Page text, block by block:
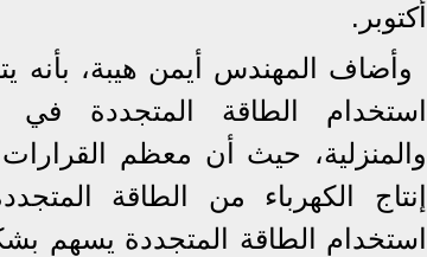
أكتوبر.
وأضاف المهندس أيمن هيبة، بأنه
استخدام الطاقة المتجددة في
والمنزلية، حيث أن معظم
إنتاج الكهرباء من الطاقة
استخدام الطاقة المتجددة يسهم